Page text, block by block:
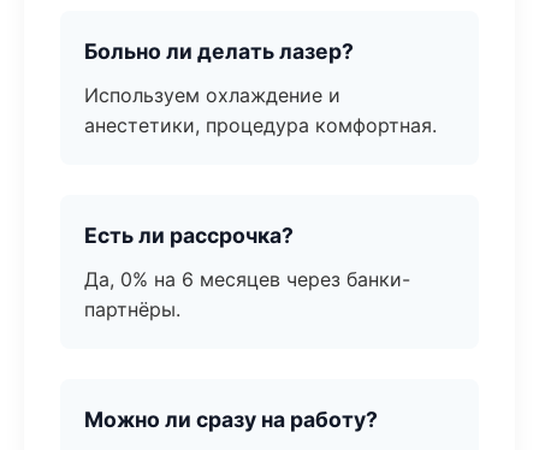
Больно ли делать лазер?
Используем охлаждение и
анестетики, процедура комфортная.
Есть ли рассрочка?
Да, 0% на 6 месяцев через банки-
партнёры.
Можно ли сразу на работу?